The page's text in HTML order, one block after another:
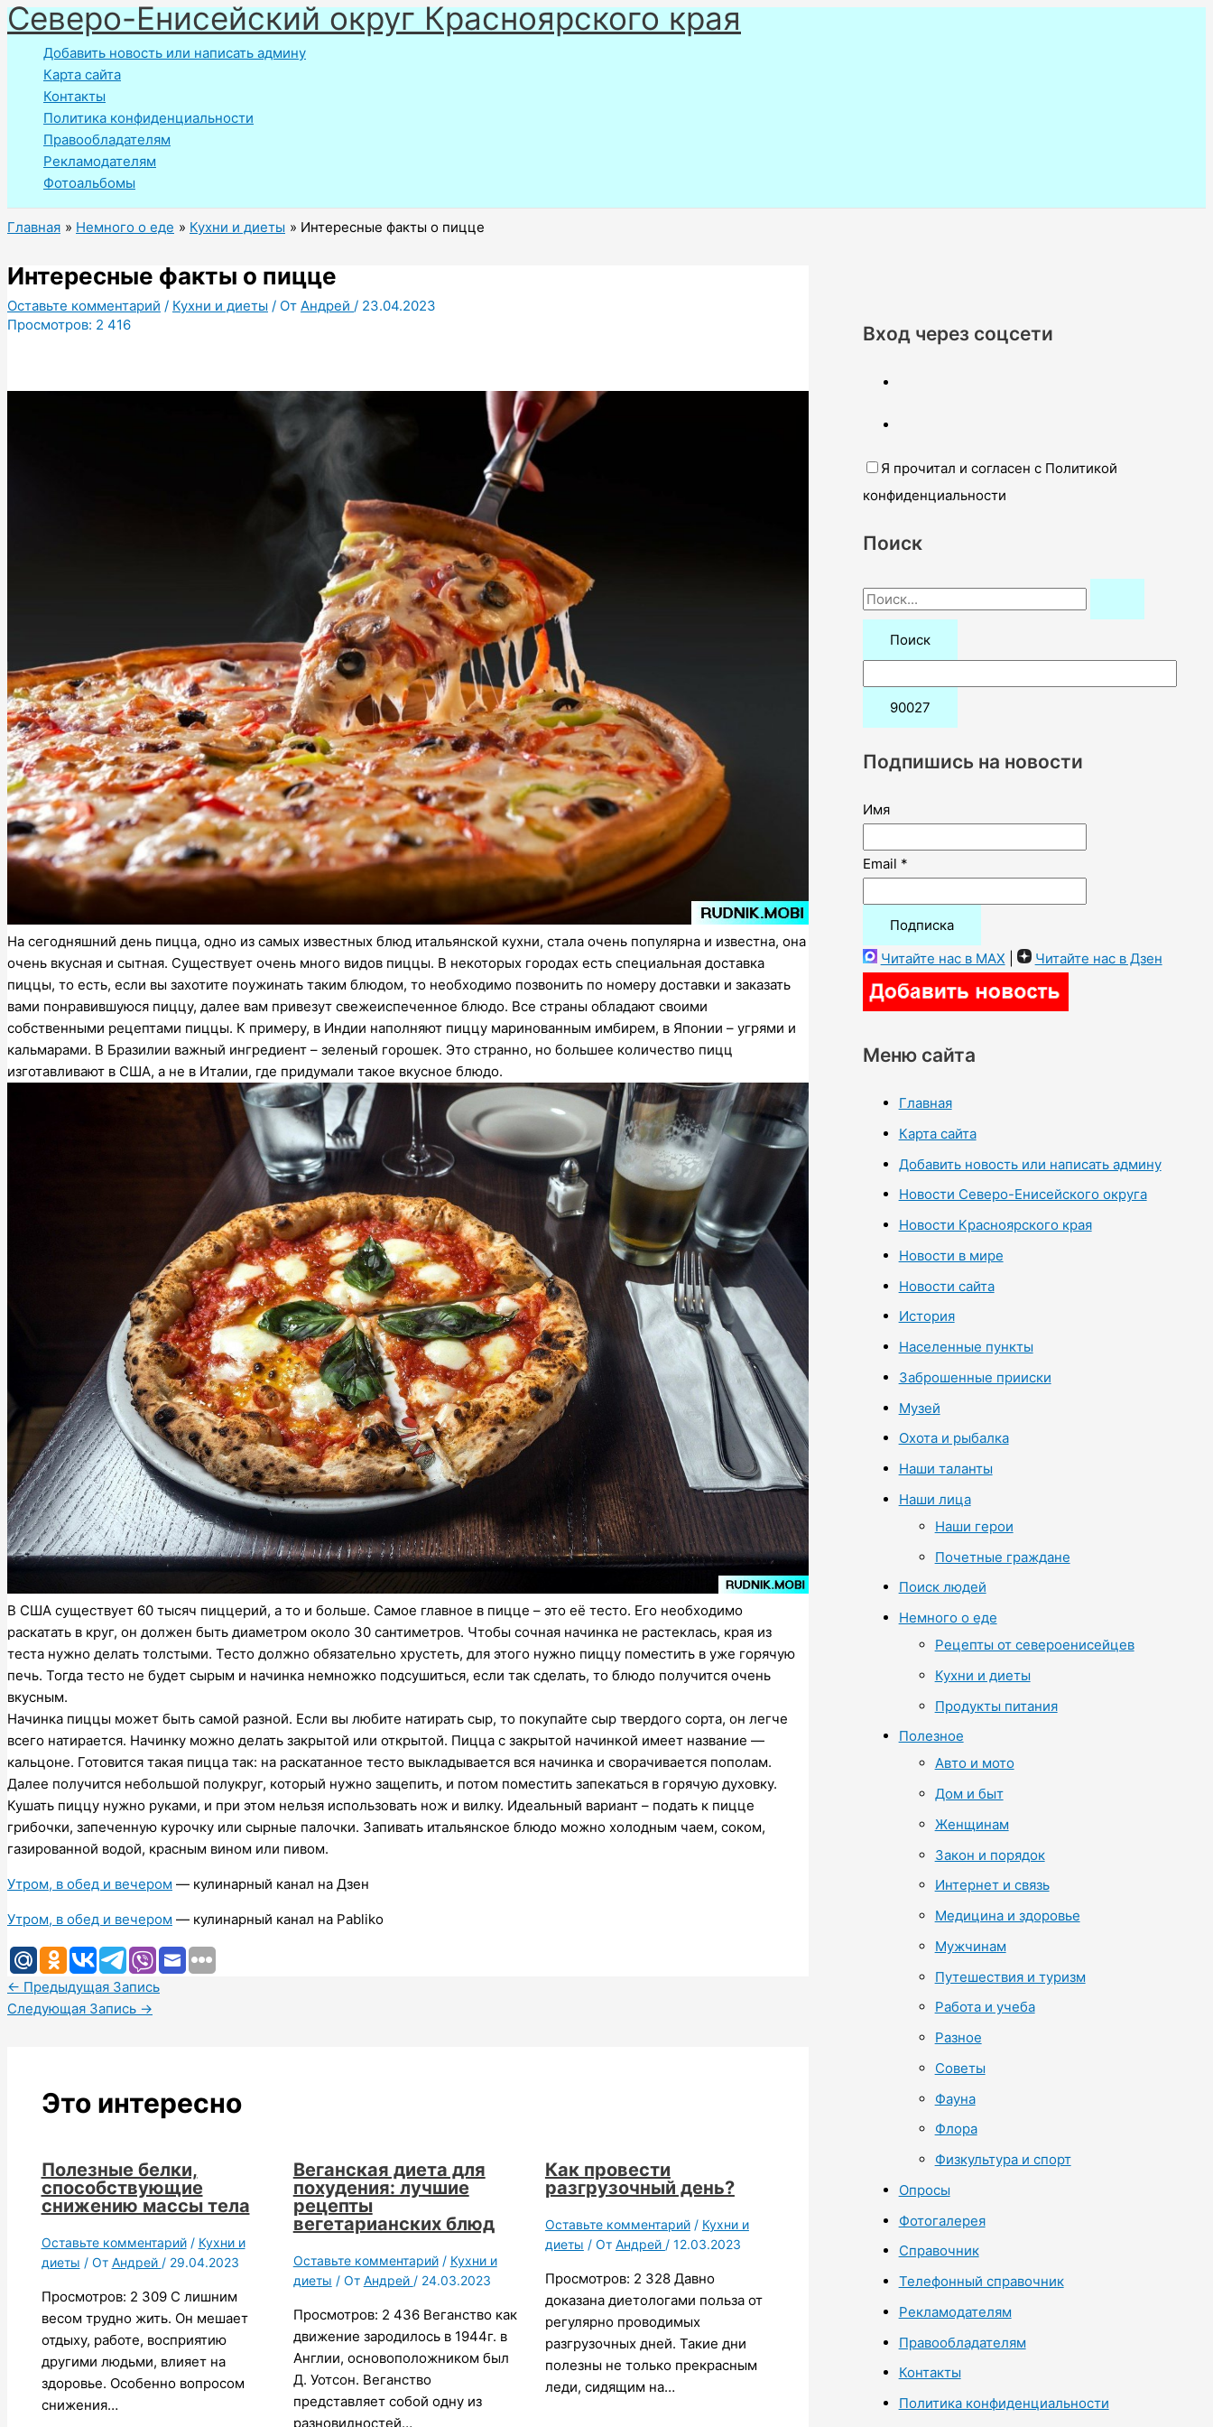
Перейти
к
содержимому
Северо-Енисейский округ Красноярского края
Добавить новость или написать админу
Карта сайта
Контакты
Политика конфиденциальности
Правообладателям
Рекламодателям
Фотоальбомы
Главная Немного о еде Кухни и диеты Интересные факты о пицце
Интересные факты о пицце
Оставьте комментарий / Кухни и диеты / От Андрей / 23.04.2023
Просмотров: 2 416
На сегодняшний день пицца, одно из самых известных блюд итальянской кухни, стала очень популярна и известна, она
очень вкусная и сытная. Существует очень много видов пиццы. В некоторых городах есть специальная доставка
пиццы, то есть, если вы захотите поужинать таким блюдом, то необходимо позвонить по номеру доставки и заказать
вами понравившуюся пиццу, далее вам привезут свежеиспеченное блюдо. Все страны обладают своими
собственными рецептами пиццы. К примеру, в Индии наполняют пиццу маринованным имбирем, в Японии – угрями и
кальмарами. В Бразилии важный ингредиент – зеленый горошек. Это странно, но большее количество пицц
изготавливают в США, а не в Италии, где придумали такое вкусное блюдо.
В США существует 60 тысяч пиццерий, а то и больше. Самое главное в пицце – это её тесто. Его необходимо
раскатать в круг, он должен быть диаметром около 30 сантиметров. Чтобы сочная начинка не растеклась, края из
теста нужно делать толстыми. Тесто должно обязательно хрустеть, для этого нужно пиццу поместить в уже горячую
печь. Тогда тесто не будет сырым и начинка немножко подсушиться, если так сделать, то блюдо получится очень
вкусным.
Начинка пиццы может быть самой разной. Если вы любите натирать сыр, то покупайте сыр твердого сорта, он легче
всего натирается. Начинку можно делать закрытой или открытой. Пицца с закрытой начинкой имеет название —
кальцоне. Готовится такая пицца так: на раскатанное тесто выкладывается вся начинка и сворачивается пополам.
Далее получится небольшой полукруг, который нужно защепить, и потом поместить запекаться в горячую духовку.
Кушать пиццу нужно руками, и при этом нельзя использовать нож и вилку. Идеальный вариант – подать к пицце
грибочки, запеченную курочку или сырные палочки. Запивать итальянское блюдо можно холодным чаем, соком,
газированной водой, красным вином или пивом.
Утром, в обед и вечером — кулинарный канал на Дзен
Утром, в обед и вечером — кулинарный канал на Pabliko
← Предыдущая Запись
Следующая Запись →
Это интересно
Полезные белки,
способствующие
снижению массы тела
Оставьте комментарий / Кухни и
диеты / От Андрей / 29.04.2023
Просмотров: 2 309 С лишним
весом трудно жить. Он мешает
отдыху, работе, восприятию
другими людьми, влияет на
здоровье. Особенно вопросом
снижения…
Веганская диета для
похудения: лучшие
рецепты
вегетарианских блюд
Оставьте комментарий / Кухни и
диеты / От Андрей / 24.03.2023
Просмотров: 2 436 Веганство как
движение зародилось в 1944г. в
Англии, основоположником был
Д. Уотсон. Веганство
представляет собой одну из
разновидностей…
Как провести
разгрузочный день?
Оставьте комментарий / Кухни и
диеты / От Андрей / 12.03.2023
Просмотров: 2 328 Давно
доказана диетологами польза от
регулярно проводимых
разгрузочных дней. Такие дни
полезны не только прекрасным
леди, сидящим на…
Вход через соцсети
Я прочитал и согласен с Политикой
конфиденциальности
Поиск
П
о
:
Подпишись на новости
Имя
Email *
Читайте нас в MAX Читайте нас в Дзен
Меню сайта
Главная
Карта сайта
Добавить новость или написать админу
Новости Северо-Енисейского округа
Новости Красноярского края
Новости в мире
Новости сайта
История
Населенные пункты
Заброшенные прииски
Музей
Охота и рыбалка
Наши таланты
Наши лица
Наши герои
Почетные граждане
Поиск людей
Немного о еде
Рецепты от североенисейцев
Кухни и диеты
Продукты питания
Полезное
Авто и мото
Дом и быт
Женщинам
Закон и порядок
Интернет и связь
Медицина и здоровье
Мужчинам
Путешествия и туризм
Работа и учеба
Разное
Советы
Фауна
Флора
Физкультура и спорт
Опросы
Фотогалерея
Справочник
Телефонный справочник
Рекламодателям
Правообладателям
Контакты
Политика конфиденциальности